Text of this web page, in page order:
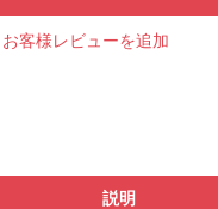
お客様レビューを追加
説明